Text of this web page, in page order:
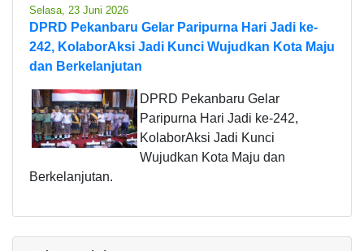
Selasa, 23 Juni 2026
DPRD Pekanbaru Gelar Paripurna Hari Jadi ke-
242, KolaborAksi Jadi Kunci Wujudkan Kota Maju
dan Berkelanjutan
DPRD Pekanbaru Gelar
Paripurna Hari Jadi ke-242,
KolaborAksi Jadi Kunci
Wujudkan Kota Maju dan
Berkelanjutan.